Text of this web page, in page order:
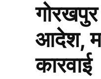
आदेश,
कारवाई